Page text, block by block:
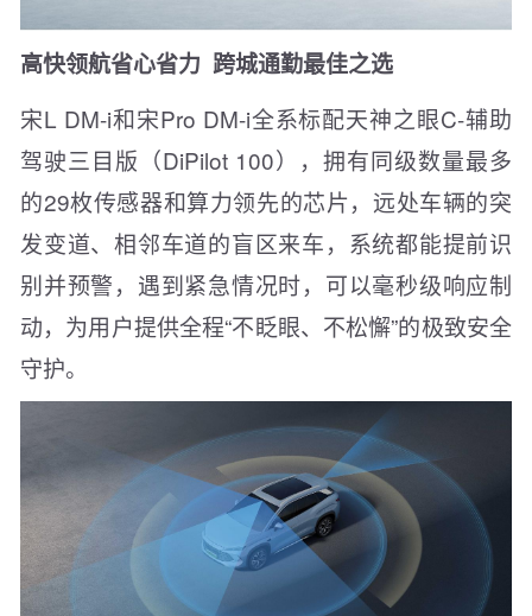
高快领航省心省力 跨城通勤最佳之选
宋L DM-i和宋Pro DM-i全系标配天神之眼C-辅助
驾驶三目版（DiPilot 100），拥有同级数量最多
的29枚传感器和算力领先的芯片，远处车辆的突
发变道、相邻车道的盲区来车，系统都能提前识
别并预警，遇到紧急情况时，可以毫秒级响应制
动，为用户提供全程“不眨眼、不松懈”的极致安全
守护。